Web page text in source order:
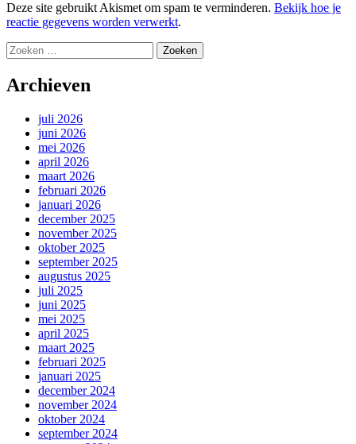
Deze site gebruikt Akismet om spam te verminderen. Bekijk hoe je
reactie gegevens worden verwerkt.
Zoeken
naar:
Archieven
juli 2026
juni 2026
mei 2026
april 2026
maart 2026
februari 2026
januari 2026
december 2025
november 2025
oktober 2025
september 2025
augustus 2025
juli 2025
juni 2025
mei 2025
april 2025
maart 2025
februari 2025
januari 2025
december 2024
november 2024
oktober 2024
september 2024